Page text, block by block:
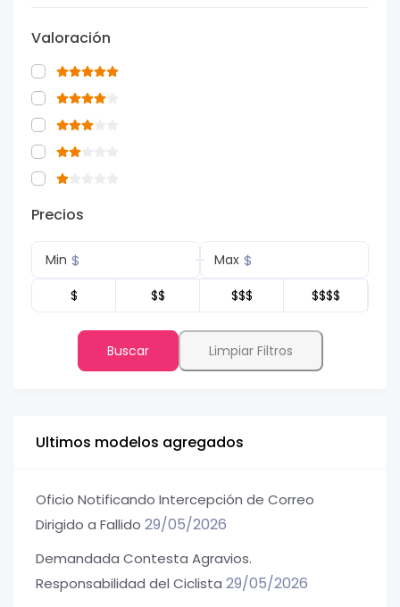
Valoración
Precios
Min $ Max $
$ $$ $$$ $$$$
Buscar Limpiar Filtros
Ultimos modelos agregados
Oficio Notificando Intercepción de Correo
Dirigido a Fallido 29/05/2026
Demandada Contesta Agravios.
Responsabilidad del Ciclista 29/05/2026